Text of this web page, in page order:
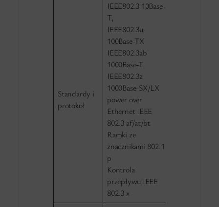
Standardy i
protokół
IEEE802.3 10Base-
T,
IEEE802.3u
100Base-TX
IEEE802.3ab
1000Base-T
IEEE802.3z
1000Base-SX/LX
power over
Ethernet IEEE
802.3 af/at/bt
Ramki ze
znacznikami 802.1
p
Kontrola
przepływu IEEE
802.3 x